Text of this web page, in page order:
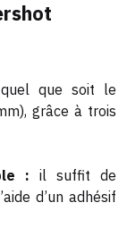
quel que soit le
grâce à trois
: il suffit de
d’un adhésif